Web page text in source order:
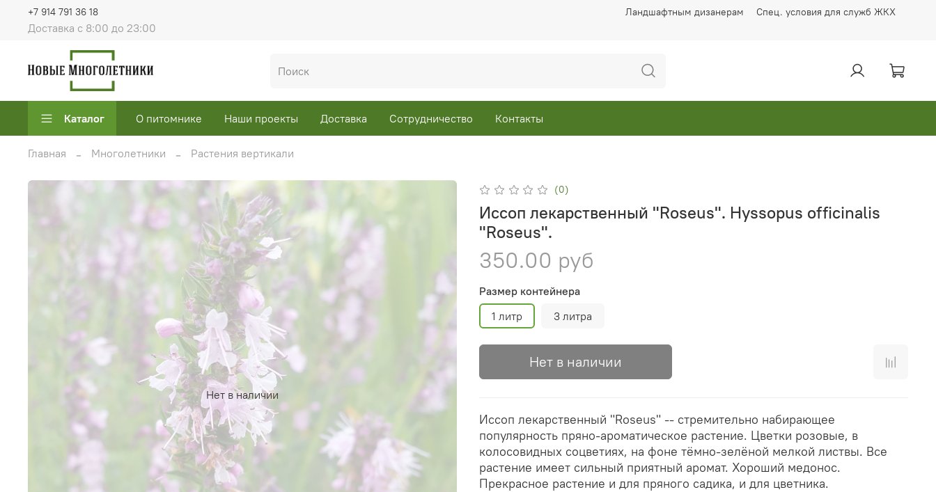
Ландшафтным дизанерам Спец. условия для служб ЖКХ
Доставка с 8:00 до 23:00
+7 914 791 36 18
Каталог О питомнике Наши проекты Доставка Сотрудничество Контакты
Главная Многолетники Растения вертикали
Нет в наличии
(0)
Иссоп лекарственный "Roseus". Hyssopus officinalis
"Roseus".
350.00 руб
Размер контейнера
1 литр
3 литра
Нет в наличии
Иссоп лекарственный "Roseus" -- стремительно набирающее
популярность пряно-ароматическое растение. Цветки розовые, в
колосовидных соцветиях, на фоне тёмно-зелёной мелкой листвы. Все
растение имеет сильный приятный аромат. Хороший медонос.
Прекрасное растение и для пряного садика, и для цветника.